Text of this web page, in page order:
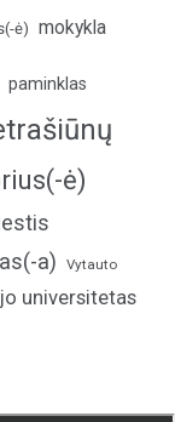
ė) mokykla
paminklas
ė)
a) Vytauto
universitetas